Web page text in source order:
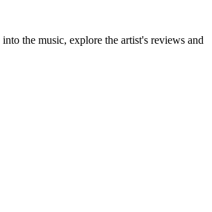
the music, explore the artist's reviews and